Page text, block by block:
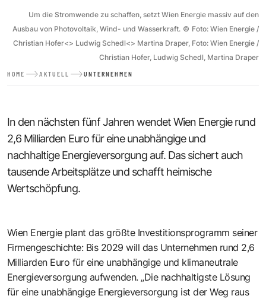
Um die Stromwende zu schaffen, setzt Wien Energie massiv auf den
Ausbau von Photovoltaik, Wind- und Wasserkraft. © Foto: Wien Energie /
Christian Hofer<> Ludwig Schedl<> Martina Draper, Foto: Wien Energie /
Christian Hofer, Ludwig Schedl, Martina Draper
HOME AKTUELL UNTERNEHMEN
In den nächsten fünf Jahren wendet Wien Energie rund
2,6 Milliarden Euro für eine unabhängige und
nachhaltige Energieversorgung auf. Das sichert auch
tausende Arbeitsplätze und schafft heimische
Wertschöpfung.
Wien Energie plant das größte Investitionsprogramm seiner
Firmengeschichte: Bis 2029 will das Unternehmen rund 2,6
Milliarden Euro für eine unabhängige und klimaneutrale
Energieversorgung aufwenden. „Die nachhaltigste Lösung
für eine unabhängige Energieversorgung ist der Weg raus